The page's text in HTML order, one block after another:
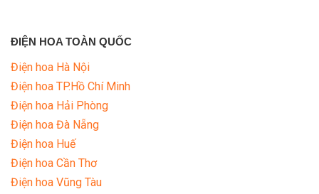
ĐIỆN HOA TOÀN QUỐC
Điện hoa Hà Nội
Điện hoa TP.Hồ Chí Minh
Điện hoa Hải Phòng
Điện hoa Đà Nẵng
Điện hoa Huế
Điện hoa Cần Thơ
Điện hoa Vũng Tàu